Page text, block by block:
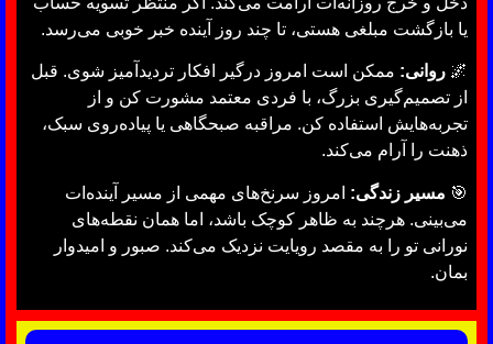
یا بازگشت مبلغی هستی، تا چند روز آینده خبر خوبی می‌رسد.
🌌 روانی: ممکن است امروز درگیر افکار تردیدآمیز شوی. قبل
از تصمیم‌گیری بزرگ، با فردی معتمد مشورت کن و از
تجربه‌هایش استفاده کن. مراقبه صبحگاهی یا پیاده‌روی سبک،
ذهنت را آرام می‌کند.
🎯 مسیر زندگی: امروز سرنخ‌های مهمی از مسیر آینده‌ات
می‌بینی. هرچند به ظاهر کوچک باشد، اما همان نقطه‌های
نورانی تو را به مقصد رویایت نزدیک می‌کند. صبور و امیدوار
بمان.